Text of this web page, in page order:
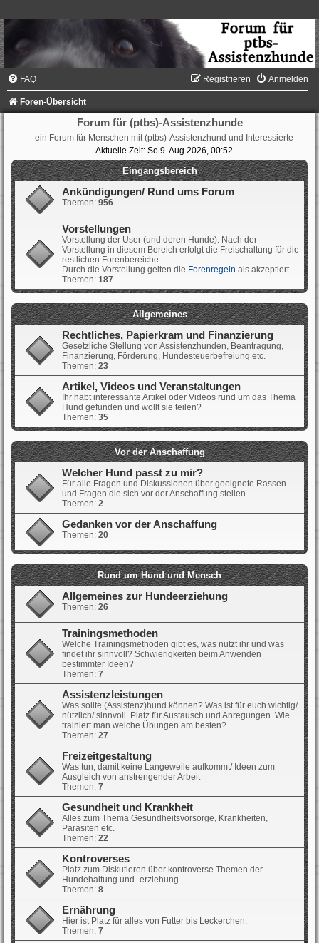
FAQ Anmelden
Registrieren
Foren-Übersicht
Forum für (ptbs)-Assistenzhunde
ein Forum für Menschen mit (ptbs)-Assistenzhund und Interessierte
Aktuelle Zeit: So 9. Aug 2026, 00:52
Eingangsbereich
Ankündigungen/ Rund ums Forum
Themen: 956
Vorstellungen
Vorstellung der User (und deren Hunde). Nach der
Vorstellung in diesem Bereich erfolgt die Freischaltung für die
restlichen Forenbereiche.
Durch die Vorstellung gelten die Forenregeln als akzeptiert.
Themen: 187
Allgemeines
Rechtliches, Papierkram und Finanzierung
Gesetzliche Stellung von Assistenzhunden, Beantragung,
Finanzierung, Förderung, Hundesteuerbefreiung etc.
Themen: 23
Artikel, Videos und Veranstaltungen
Ihr habt interessante Artikel oder Videos rund um das Thema
Hund gefunden und wollt sie teilen?
Themen: 35
Vor der Anschaffung
Welcher Hund passt zu mir?
Für alle Fragen und Diskussionen über geeignete Rassen
und Fragen die sich vor der Anschaffung stellen.
Themen: 2
Gedanken vor der Anschaffung
Themen: 20
Rund um Hund und Mensch
Allgemeines zur Hundeerziehung
Themen: 26
Trainingsmethoden
Welche Trainingsmethoden gibt es, was nutzt ihr und was
findet ihr sinnvoll? Schwierigkeiten beim Anwenden
bestimmter Ideen?
Themen: 7
Assistenzleistungen
Was sollte (Assistenz)hund können? Was ist für euch wichtig/
nützlich/ sinnvoll. Platz für Austausch und Anregungen. Wie
trainiert man welche Übungen am besten?
Themen: 27
Freizeitgestaltung
Was tun, damit keine Langeweile aufkommt/ Ideen zum
Ausgleich von anstrengender Arbeit
Themen: 7
Gesundheit und Krankheit
Alles zum Thema Gesundheitsvorsorge, Krankheiten,
Parasiten etc.
Themen: 22
Kontroverses
Platz zum Diskutieren über kontroverse Themen der
Hundehaltung und -erziehung
Themen: 8
Ernährung
Hier ist Platz für alles von Futter bis Leckerchen.
Themen: 7